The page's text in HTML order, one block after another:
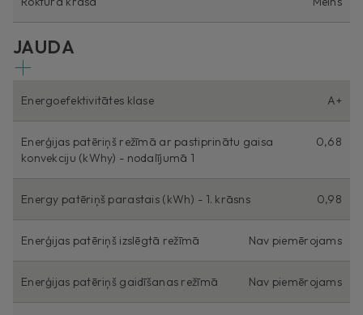
JAUDA
Energoefektivitātes klase A+
Enerģijas patēriņš režīmā ar pastiprinātu gaisa
konvekciju (kWhy) - nodalījumā 1
0,68
Energy patēriņš parastais (kWh) - 1. krāsns 0,98
Enerģijas patēriņš izslēgtā režīmā Nav piemērojams
Enerģijas patēriņš gaidīšanas režīmā Nav piemērojams